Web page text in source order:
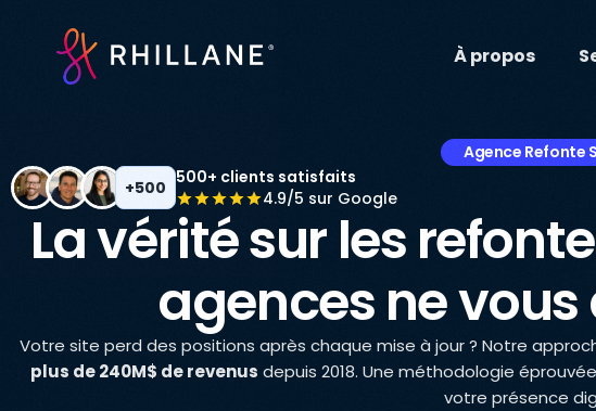
À propos
Agence Refonte
+500 500+ clients satisfaits
4.9/5 sur Google
La vérité sur les
agences ne
Votre site perd des positions après chaque mise à jour ? Notre
plus de 240M$ de revenus depuis 2018. Une méthodologie
votre présence